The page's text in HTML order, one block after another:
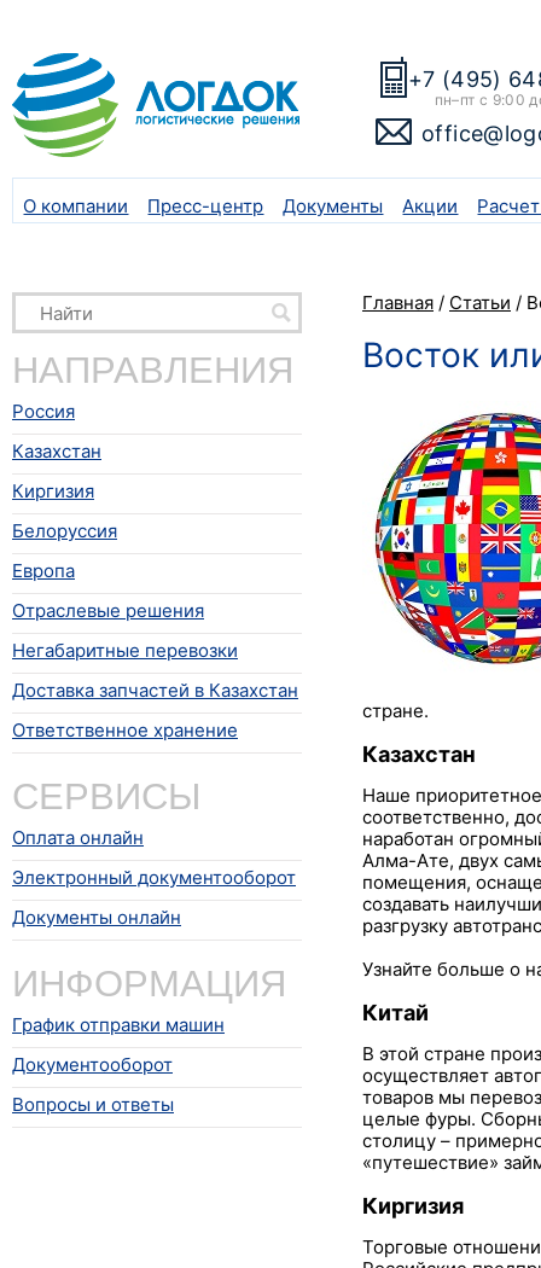
+7 (495)
пн–пт с 9:00
О компании Пресс-центр Документы Акции
НАПРАВЛЕНИЯ
Россия
Казахстан
Киргизия
Белоруссия
Европа
Отраслевые решения
Негабаритные перевозки
Доставка запчастей в Казахстан
Ответственное хранение
СЕРВИСЫ
Оплата онлайн
Электронный документооборот
Документы онлайн
ИНФОРМАЦИЯ
График отправки машин
Документооборот
Вопросы и ответы
Главная / Статьи /
Восток
стране.
Казахстан
Наше приоритетное
соответственно,
наработан
Алма-Ате, двух
помещения,
создавать
разгрузку
Узнайте больше о
Китай
В этой стране
осуществляет
товаров мы
целые фуры.
столицу –
«путешествие»
Киргизия
Торговые